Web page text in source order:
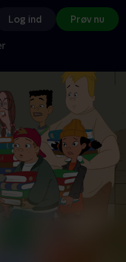
Log ind Prøv nu